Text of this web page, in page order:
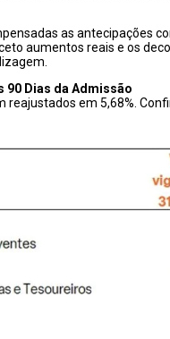
as antecipações
aumentos reais e os
90 Dias da Admissão
em 5,68%.